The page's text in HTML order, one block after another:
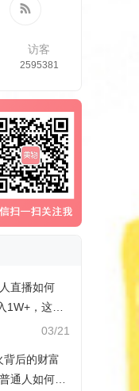
访客
2595381
直播如何
1W+，这份
03/21
背后的财富
通人如何抓